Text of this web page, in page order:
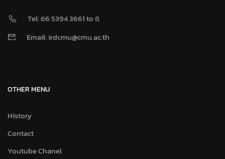
Tel: 66 5394 3661 to 8
Email: irdcmu@cmu.ac.th
OTHER MENU
History
Contact
Youtube Chanel